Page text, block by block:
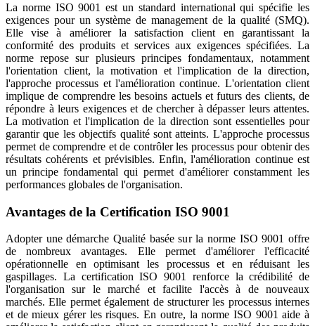
La norme ISO 9001 est un standard international qui spécifie les
exigences pour un système de management de la qualité (SMQ).
Elle vise à améliorer la satisfaction client en garantissant la
conformité des produits et services aux exigences spécifiées. La
norme repose sur plusieurs principes fondamentaux, notamment
l'orientation client, la motivation et l'implication de la direction,
l'approche processus et l'amélioration continue. L'orientation client
implique de comprendre les besoins actuels et futurs des clients, de
répondre à leurs exigences et de chercher à dépasser leurs attentes.
La motivation et l'implication de la direction sont essentielles pour
garantir que les objectifs qualité sont atteints. L'approche processus
permet de comprendre et de contrôler les processus pour obtenir des
résultats cohérents et prévisibles. Enfin, l'amélioration continue est
un principe fondamental qui permet d'améliorer constamment les
performances globales de l'organisation.
Avantages de la Certification ISO 9001
Adopter une démarche Qualité basée sur la norme ISO 9001 offre
de nombreux avantages. Elle permet d'améliorer l'efficacité
opérationnelle en optimisant les processus et en réduisant les
gaspillages. La certification ISO 9001 renforce la crédibilité de
l'organisation sur le marché et facilite l'accès à de nouveaux
marchés. Elle permet également de structurer les processus internes
et de mieux gérer les risques. En outre, la norme ISO 9001 aide à